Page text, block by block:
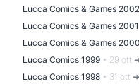
Lucca Comics & Games 2002
Lucca Comics & Games 2001
Lucca Comics & Games 2000
Lucca Comics 1999 • 29 ott
Lucca Comics 1998 • 31 ott